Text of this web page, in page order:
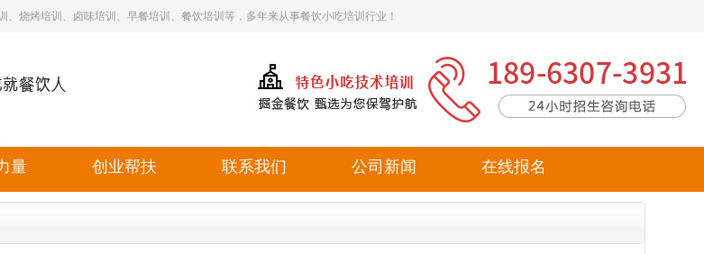
、烧烤培训、卤味培训、早餐培训、餐饮培训等，多年来从事餐饮小吃培训行业！
量 创业帮扶 联系我们 公司新闻 在线报名